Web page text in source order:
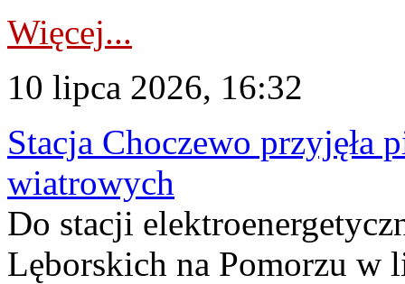
Więcej...
10 lipca 2026, 16:32
Stacja Choczewo przyjęła
wiatrowych
Do stacji
Lęborskich na Pomorzu w